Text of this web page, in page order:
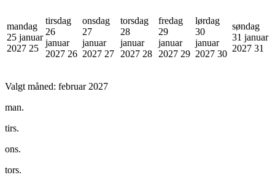
mandag
25 januar
2027 25
tirsdag
26
januar
2027 26
onsdag
27
januar
2027 27
torsdag
28
januar
2027 28
fredag
29
januar
2027 29
lørdag
30
januar
2027 30
søndag
31 januar
2027 31
Valgt måned: februar 2027
man.
tirs.
ons.
tors.